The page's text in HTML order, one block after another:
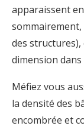
apparaissent
des
dimension
Méfiez vous
la densité des
encombrée et